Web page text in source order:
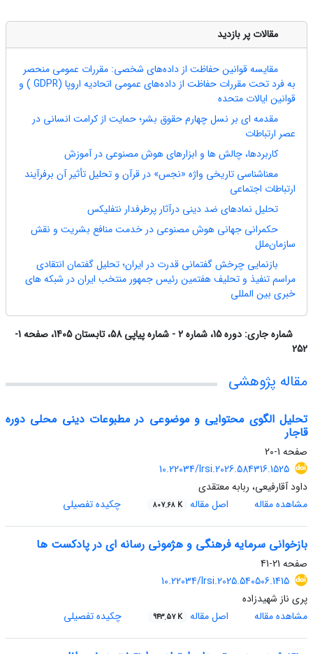
مقالات پر بازدید
مقایسه قوانین حفاظت از داده‌های شخصی: مقررات عمومی منحصر
به فرد تحت مقررات حفاظت از داده‌های عمومی اتحادیه اروپا (GDPR ) و
قوانین ایالات متحده
مقدمه ای بر نسل چهارم حقوق بشر؛ حمایت از کرامت انسانی در
عصر ارتباطات
کاربردها، چالش ‏ها و ابزارهای هوش مصنوعی در آموزش
معناشناسی تاریخی واژه «نجس» در قرآن و تحلیل تأثیر آن برفرآیند
ارتباطات اجتماعی
تحلیل نمادهای ضد دینی درآثار پرطرفدار نتفلیکس
حکمرانی جهانی هوش مصنوعی در خدمت منافع بشریت و نقش
سازمان‌ملل
بازنمایی چرخش گفتمانی قدرت در ایران؛ تحلیل گفتمان انتقادی
مراسم تنفیذ و تحلیف هفتمین رئیس جمهور منتخب ایران در شبکه های
خبری بین المللی
شماره جاری:
دوره 15، شماره 2 - شماره پیاپی 58، تابستان 1405، صفحه 1-
252
مقاله پژوهشی
تحلیل الگوی محتوایی و موضوعی در مطبوعات دینی محلی دوره
قاجار
صفحه 1-20
10.22034/lrsi.2026.584316.1525
داود آقارفیعی، ربابه معتقدی
مشاهده مقاله
اصل مقاله 807.68 K چکیده تفصیلی
بازخوانی سرمایه فرهنگی و هژمونی رسانه ای در پادکست ها
صفحه 21-41
10.22034/lrsi.2025.540506.1415
پری ناز شهیدزاده
مشاهده مقاله
اصل مقاله 943.57 K چکیده تفصیلی